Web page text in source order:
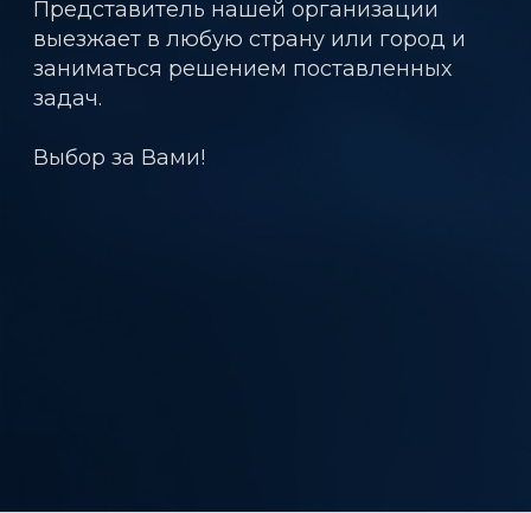
Представитель нашей организации
выезжает в любую страну или город и
заниматься решением поставленных
задач.
Выбор за Вами!